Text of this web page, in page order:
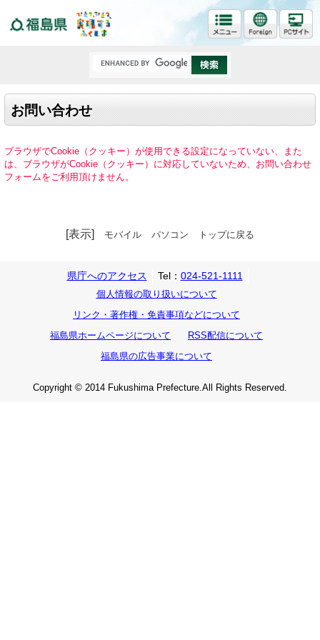
お問い合わせ
ブラウザでCookie（クッキー）が使用できる設定になっていない、また
は、ブラウザがCookie（クッキー）に対応していないため、お問い合わせ
フォームをご利用頂けません。
[表示] モバイル パソコン トップに戻る
県庁へのアクセス Tel： 024-521-1111
個人情報の取り扱いについて
リンク・著作権・免責事項などについて
福島県ホームページについて
RSS配信について
福島県の広告事業について
Copyright © 2014 Fukushima Prefecture.All Rights Reserved.